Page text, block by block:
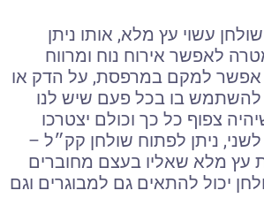
עשוי עץ מלא, אותו ניתן
לאפשר אירוח נוח ומרווח
אפשר למקם במרפסת, על הדק או
בו בכל פעם שיש לנו
צפוף כל כך וכולם יצטרכו
, ניתן לפתוח שולחן קק״ל –
עץ מלא שאליו בעצם מחוברים
יכול להתאים גם למבוגרים וגם